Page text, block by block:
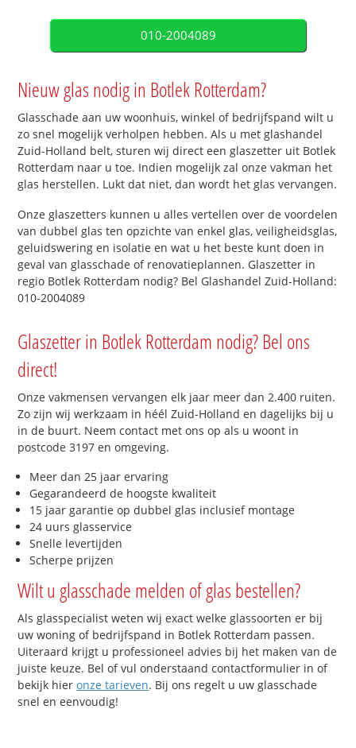
010-2004089
Nieuw glas nodig in Botlek Rotterdam?
Glasschade aan uw woonhuis, winkel of bedrijfspand wilt u
zo snel mogelijk verholpen hebben. Als u met glashandel
Zuid-Holland belt, sturen wij direct een glaszetter uit Botlek
Rotterdam naar u toe. Indien mogelijk zal onze vakman het
glas herstellen. Lukt dat niet, dan wordt het glas vervangen.
Onze glaszetters kunnen u alles vertellen over de voordelen
van dubbel glas ten opzichte van enkel glas, veiligheidsglas,
geluidswering en isolatie en wat u het beste kunt doen in
geval van glasschade of renovatieplannen. Glaszetter in
regio Botlek Rotterdam nodig? Bel Glashandel Zuid-Holland:
010-2004089
Glaszetter in Botlek Rotterdam nodig? Bel ons
direct!
Onze vakmensen vervangen elk jaar meer dan 2.400 ruiten.
Zo zijn wij werkzaam in héél Zuid-Holland en dagelijks bij u
in de buurt. Neem contact met ons op als u woont in
postcode 3197 en omgeving.
Meer dan 25 jaar ervaring
Gegarandeerd de hoogste kwaliteit
15 jaar garantie op dubbel glas inclusief montage
24 uurs glasservice
Snelle levertijden
Scherpe prijzen
Wilt u glasschade melden of glas bestellen?
Als glasspecialist weten wij exact welke glassoorten er bij
uw woning of bedrijfspand in Botlek Rotterdam passen.
Uiteraard krijgt u professioneel advies bij het maken van de
juiste keuze. Bel of vul onderstaand contactformulier in of
bekijk hieronze tarieven. Bij ons regelt u uw glasschade
snel en eenvoudig!